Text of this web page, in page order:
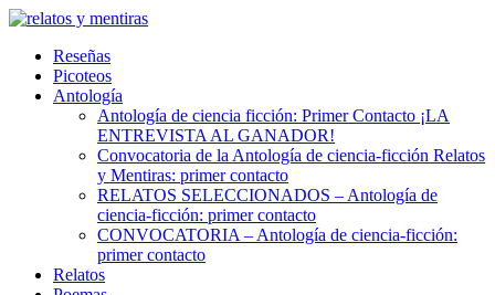
Skip
contentReseñas
Picoteos
Antología
Antología de ciencia ficción: Primer Contacto ¡LA
ENTREVISTA AL GANADOR!
Convocatoria de la Antología de ciencia-ficción Relatos
y Mentiras: primer contacto
RELATOS SELECCIONADOS – Antología de
ciencia-ficción: primer contacto
CONVOCATORIA – Antología de ciencia-ficción:
primer contacto
Relatos